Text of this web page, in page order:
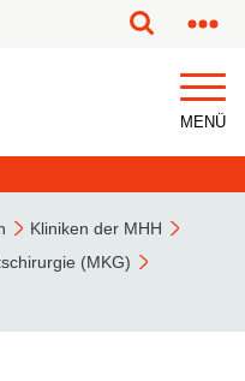
MENÜ
Kliniken der MHH
(MKG)